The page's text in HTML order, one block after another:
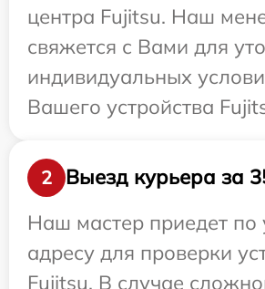
центра Fujitsu. Наш
свяжется с Вами для
индивидуальных
Вашего устройства
2
Выезд курьера за
Наш мастер приедет по
адресу для проверки
Fujitsu. В случае